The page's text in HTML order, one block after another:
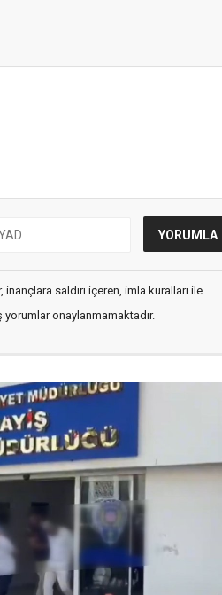
saldırı içeren, imla kuralları ile
yorumlar onaylanmamaktadır.